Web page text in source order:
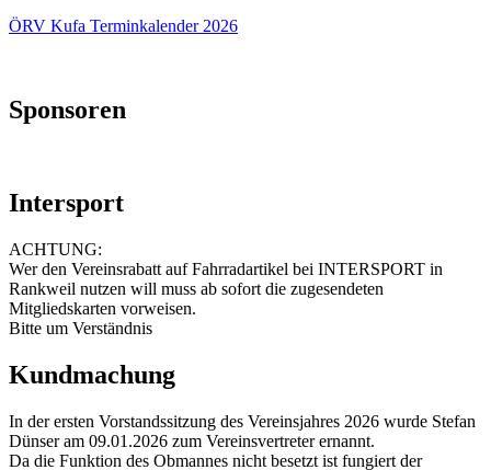
ÖRV Kufa Terminkalender 2026
Sponsoren
Intersport
ACHTUNG:
Wer den Vereinsrabatt auf Fahrradartikel bei INTERSPORT in
Rankweil nutzen will muss ab sofort die zugesendeten
Mitgliedskarten vorweisen.
Bitte um Verständnis
Kundmachung
In der ersten Vorstandssitzung des Vereinsjahres 2026 wurde Stefan
Dünser am 09.01.2026 zum Vereinsvertreter ernannt.
Da die Funktion des Obmannes nicht besetzt ist fungiert der